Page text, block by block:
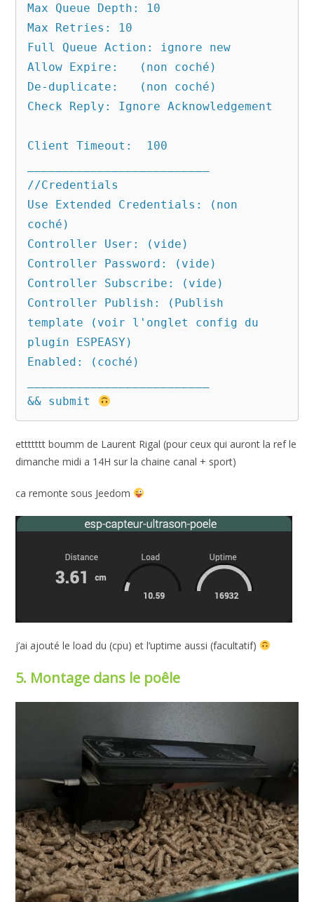
Max Queue Depth: 10
Max Retries: 10
Full Queue Action: ignore new
Allow Expire:	(non coché)
De-duplicate:	(non coché)
Check Reply: Ignore Acknowledgement
Client Timeout:  100
//Credentials
Use Extended Credentials: (non
coché)
Controller User: (vide)
Controller Password: (vide)
Controller Subscribe: (vide)
Controller Publish: (Publish
template (voir l'onglet config du
plugin ESPEASY)
Enabled: (coché)
&& submit
ettttttt boumm de Laurent Rigal (pour ceux qui auront la ref le
dimanche midi a 14H sur la chaine canal + sport)
ca remonte sous Jeedom
j’ai ajouté le load du (cpu) et l’uptime aussi (facultatif)
5. Montage dans le poêle